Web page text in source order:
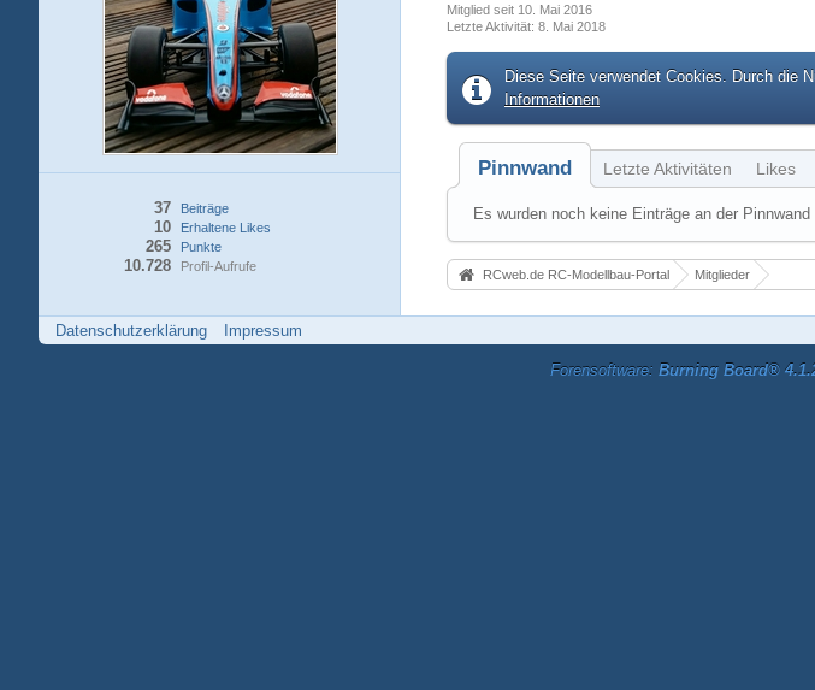
Beiträge
37
Erhaltene Likes
10
Punkte
265
Profil-Aufrufe
10.728
Mitglied seit 10. Mai 2016
Letzte Aktivität 8. Mai 2018
Diese Seite verwendet Cookies. Durch die
Informationen
Pinnwand Letzte Aktivitäten Likes
Es wurden noch keine Einträge an der
RCweb.de RC-Modellbau-Portal Mitglieder
Datenschutzerklärung Impressum
Forensoftware: Burning Board®